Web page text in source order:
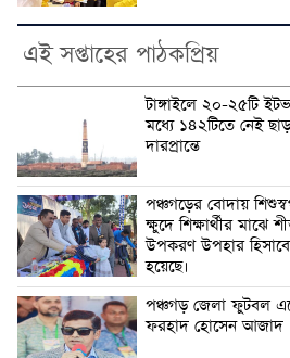
এই সপ্তাহের পাঠকপ্রিয়
টাঙ্গাইলে ২০-২৫টি
মধ্যে ১৪২টিতে নেই
দারপ্রান্তে
পঞ্চগড়ের বোদায়
ক্ষুদে শিক্ষার্থীর মাঝে
উপকরণ উপহার
হয়েছে।
পঞ্চগড় জেলা ফুটবল
ফরহাদ হোসেন আজাদ